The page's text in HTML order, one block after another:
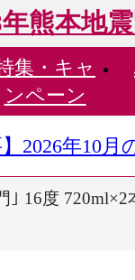
年熊本地
集・ キャ
ンペーン
】2026年10
16度